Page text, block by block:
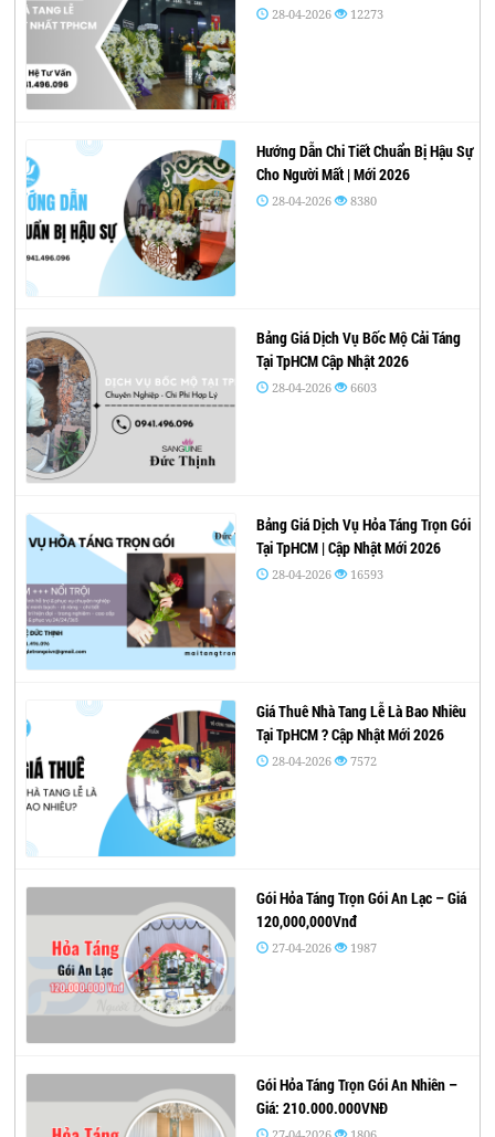
28-04-2026 12273
Hướng Dẫn Chi Tiết Chuẩn Bị Hậu Sự
Cho Người Mất | Mới 2026
28-04-2026 8380
Bảng Giá Dịch Vụ Bốc Mộ Cải Táng
Tại TpHCM Cập Nhật 2026
28-04-2026 6603
Bảng Giá Dịch Vụ Hỏa Táng Trọn Gói
Tại TpHCM | Cập Nhật Mới 2026
28-04-2026 16593
Giá Thuê Nhà Tang Lễ Là Bao Nhiêu
Tại TpHCM ? Cập Nhật Mới 2026
28-04-2026 7572
Gói Hỏa Táng Trọn Gói An Lạc – Giá
120,000,000Vnđ
27-04-2026 1987
Gói Hỏa Táng Trọn Gói An Nhiên –
Giá: 210.000.000VNĐ